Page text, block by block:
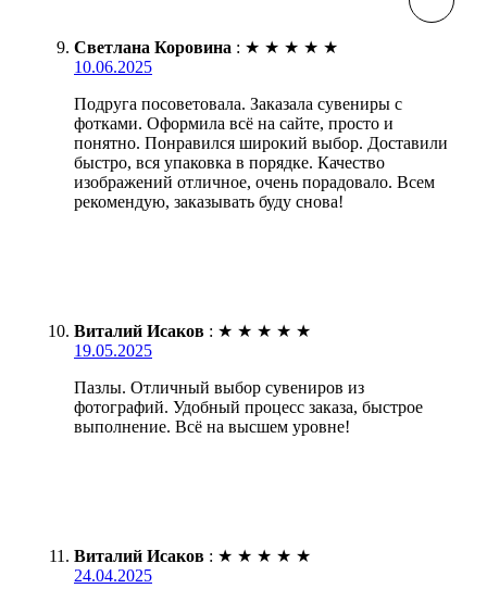
Светлана Коровина : ★ ★ ★ ★ ★
10.06.2025
Подруга посоветовала. Заказала сувениры с
фотками. Оформила всё на сайте, просто и
понятно. Понравился широкий выбор. Доставили
быстро, вся упаковка в порядке. Качество
изображений отличное, очень порадовало. Всем
рекомендую, заказывать буду снова!
Виталий Исаков : ★ ★ ★ ★ ★
19.05.2025
Пазлы. Отличный выбор сувениров из
фотографий. Удобный процесс заказа, быстрое
выполнение. Всё на высшем уровне!
Виталий Исаков : ★ ★ ★ ★ ★
24.04.2025